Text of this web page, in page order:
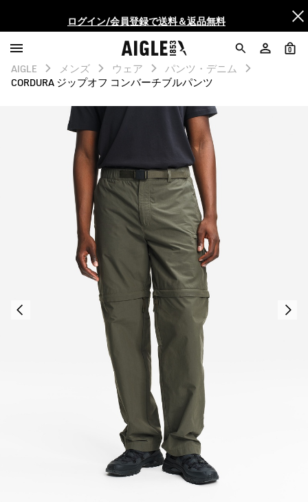
ログイン/会員登録で送料＆返品無料
AIGLE CLUB ポイントサービス終了のお知らせ
【最大50%OFF】FINAL SALEがスタート！
ログイン/会員登録で送料＆返品無料
AIGLE CLUB ポイントサービス終了のお知らせ
0
AIGLE メンズ ウェア
パンツ・デニム
CORDURA ジップオフ コンバーチブルパンツ